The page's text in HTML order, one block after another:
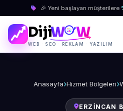
🎉 Yeni başlayan müşterilere
DijiW W
WEB · SEO · REKLAM · YAZILIM
Anasayfa Hizmet Bölgeleri
ERZINCAN